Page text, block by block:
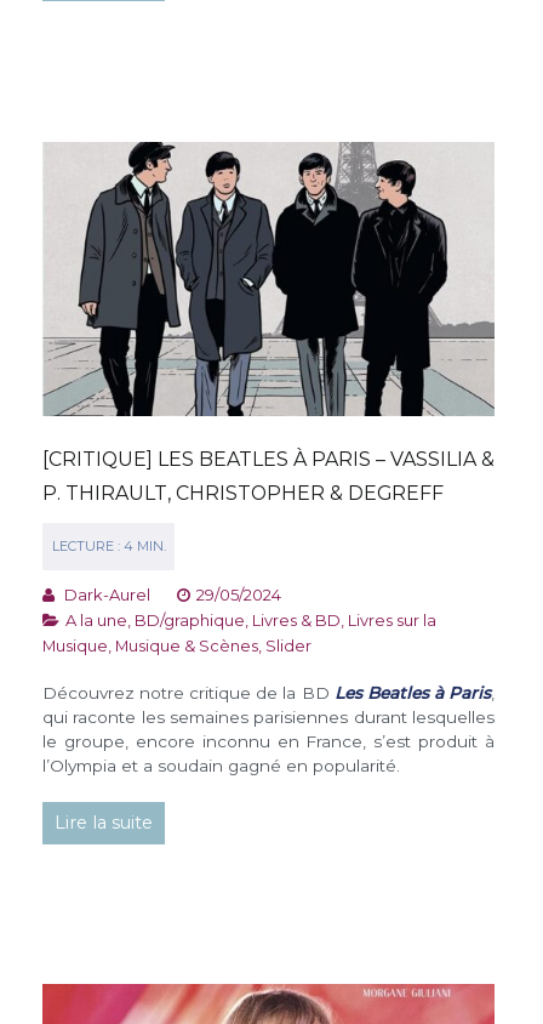
[CRITIQUE] LES BEATLES À PARIS – VASSILIA &
P. THIRAULT, CHRISTOPHER & DEGREFF
Dark-Aurel
29/05/2024
A la une BD/graphique Livres & BD Livres sur la
Musique Musique & Scènes Slider
Découvrez notre critique de la BD Les Beatles à Paris,
qui raconte les semaines parisiennes durant lesquelles
le groupe, encore inconnu en France, s’est produit à
l’Olympia et a soudain gagné en popularité.
Lire la suite